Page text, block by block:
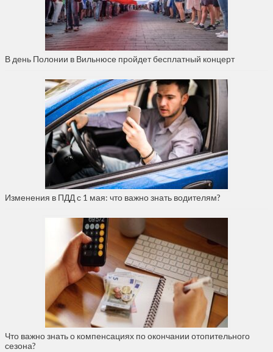
В день Полонии в Вильнюсе пройдет бесплатный концерт
Изменения в ПДД с 1 мая: что важно знать водителям?
Что важно знать о компенсациях по окончании отопительного
сезона?